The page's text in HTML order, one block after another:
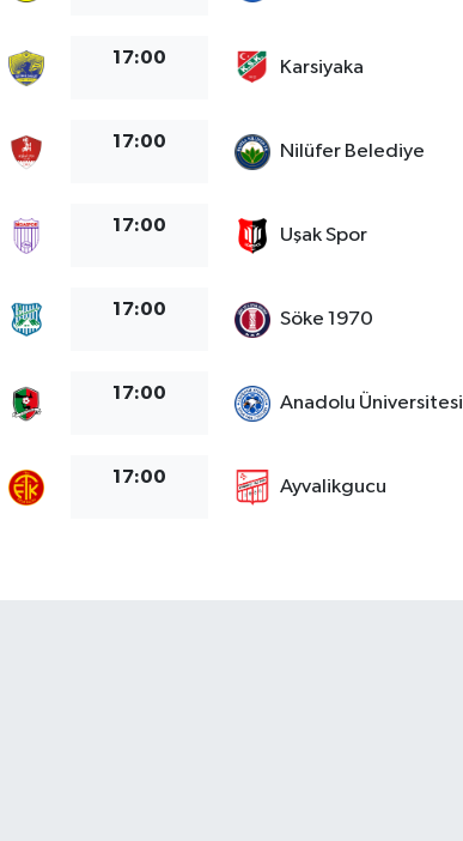
17:00
Karsiyaka
17:00
Nilüfer Belediye
17:00
Uşak Spor
17:00
Söke 1970
17:00
Anadolu Üniversitesi
17:00
Ayvalikgucu